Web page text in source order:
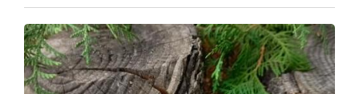
мл - 1430 рублей.На флакончике вертикально,
подробно и хорошо читаемо написана вся
необходимая потребителю
информация:СоставВода, Шиповника CO2
экстракт, Натуральный Увлажняющий Фактор